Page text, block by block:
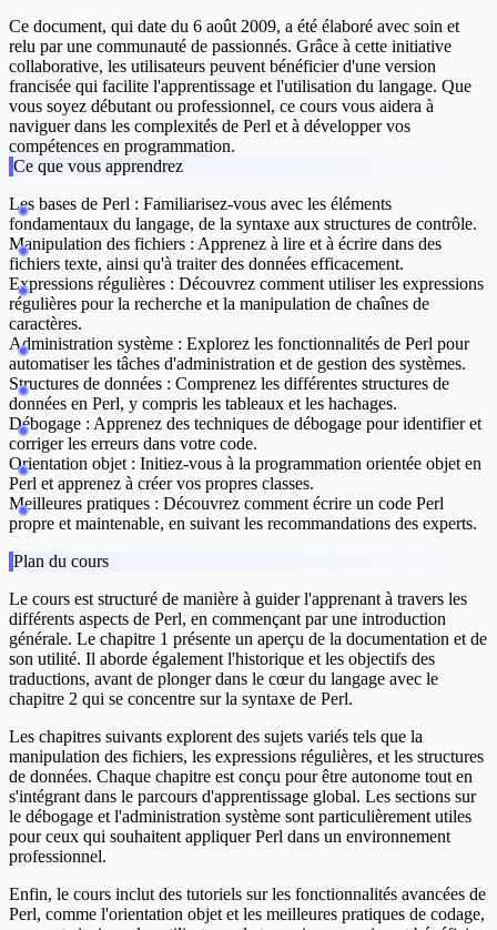
Ce document, qui date du 6 août 2009, a été élaboré avec soin et
relu par une communauté de passionnés. Grâce à cette initiative
collaborative, les utilisateurs peuvent bénéficier d'une version
francisée qui facilite l'apprentissage et l'utilisation du langage. Que
vous soyez débutant ou professionnel, ce cours vous aidera à
naviguer dans les complexités de Perl et à développer vos
compétences en programmation.
Ce que vous apprendrez
Les bases de Perl : Familiarisez-vous avec les éléments
fondamentaux du langage, de la syntaxe aux structures de contrôle.
Manipulation des fichiers : Apprenez à lire et à écrire dans des
fichiers texte, ainsi qu'à traiter des données efficacement.
Expressions régulières : Découvrez comment utiliser les expressions
régulières pour la recherche et la manipulation de chaînes de
caractères.
Administration système : Explorez les fonctionnalités de Perl pour
automatiser les tâches d'administration et de gestion des systèmes.
Structures de données : Comprenez les différentes structures de
données en Perl, y compris les tableaux et les hachages.
Débogage : Apprenez des techniques de débogage pour identifier et
corriger les erreurs dans votre code.
Orientation objet : Initiez-vous à la programmation orientée objet en
Perl et apprenez à créer vos propres classes.
Meilleures pratiques : Découvrez comment écrire un code Perl
propre et maintenable, en suivant les recommandations des experts.
Plan du cours
Le cours est structuré de manière à guider l'apprenant à travers les
différents aspects de Perl, en commençant par une introduction
générale. Le chapitre 1 présente un aperçu de la documentation et de
son utilité. Il aborde également l'historique et les objectifs des
traductions, avant de plonger dans le cœur du langage avec le
chapitre 2 qui se concentre sur la syntaxe de Perl.
Les chapitres suivants explorent des sujets variés tels que la
manipulation des fichiers, les expressions régulières, et les structures
de données. Chaque chapitre est conçu pour être autonome tout en
s'intégrant dans le parcours d'apprentissage global. Les sections sur
le débogage et l'administration système sont particulièrement utiles
pour ceux qui souhaitent appliquer Perl dans un environnement
professionnel.
Enfin, le cours inclut des tutoriels sur les fonctionnalités avancées de
Perl, comme l'orientation objet et les meilleures pratiques de codage,